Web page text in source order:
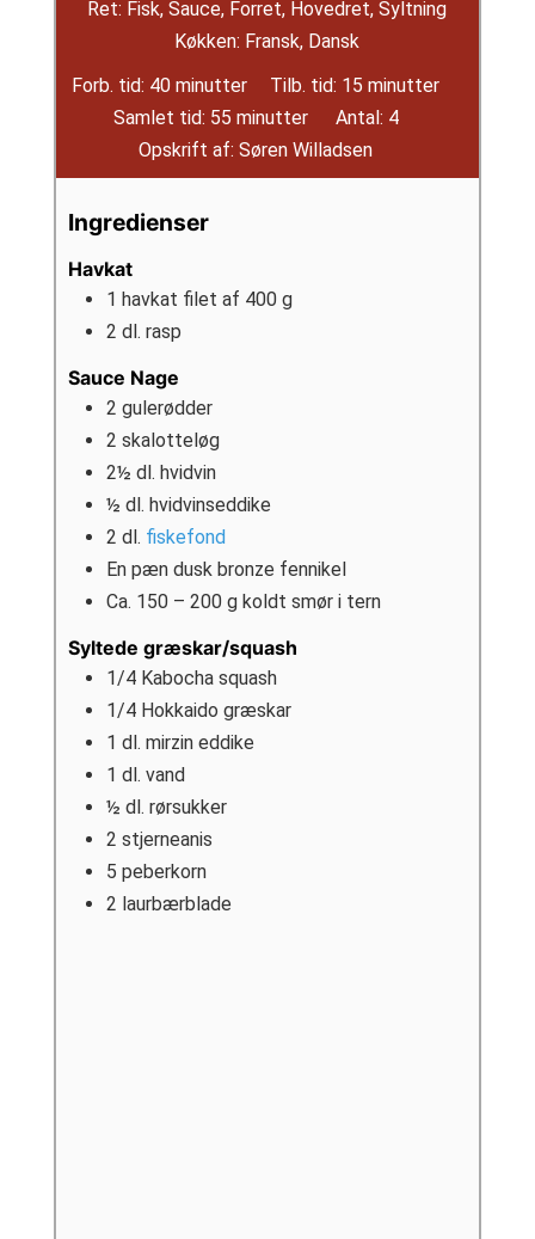
Ret: Fisk, Sauce, Forret, Hovedret, Syltning
Køkken: Fransk, Dansk
Forb. tid: 40minutter
minutter Tilb. tid: 15 minutter
minutter
Samlet tid: 55minutter
minutter Antal: 4
Opskrift af:Søren Willadsen
Ingredienser
Havkat
1 havkat filet af 400 g
2 dl. rasp
Sauce Nage
2 gulerødder
2 skalotteløg
2½ dl. hvidvin
½ dl. hvidvinseddike
2 dl. fiskefond
En pæn dusk bronze fennikel
Ca. 150 – 200 g koldt smør i tern
Syltede græskar/squash
1/4 Kabocha squash
1/4 Hokkaido græskar
1 dl. mirzin eddike
1 dl. vand
½ dl. rørsukker
2 stjerneanis
5 peberkorn
2 laurbærblade